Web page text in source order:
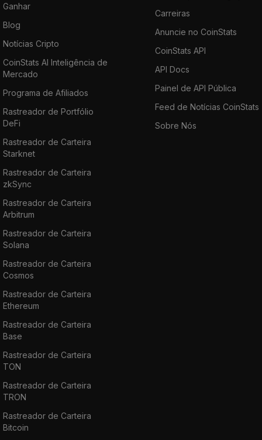
Ganhar
Blog
Notícias Cripto
CoinStats AI Inteligência de
Mercado
Programa de Afiliados
Rastreador de Portfólio
DeFi
Rastreador de Carteira
Starknet
Rastreador de Carteira
zkSync
Rastreador de Carteira
Arbitrum
Rastreador de Carteira
Solana
Rastreador de Carteira
Cosmos
Rastreador de Carteira
Ethereum
Rastreador de Carteira
Base
Rastreador de Carteira
TON
Rastreador de Carteira
TRON
Rastreador de Carteira
Bitcoin
Carreiras
Anuncie no CoinStats
CoinStats API
API Docs
Painel de API Pública
Feed de Notícias CoinStats
Sobre Nós